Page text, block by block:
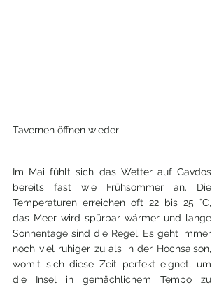
Tavernen öffnen wieder
Im Mai fühlt sich das Wetter auf Gavdos
bereits fast wie Frühsommer an. Die
Temperaturen erreichen oft 22 bis 25 °C,
das Meer wird spürbar wärmer und lange
Sonnentage sind die Regel. Es geht immer
noch viel ruhiger zu als in der Hochsaison,
womit sich diese Zeit perfekt eignet, um
die Insel in gemächlichem Tempo zu